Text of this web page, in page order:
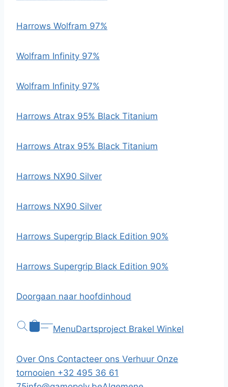
Harrows Wolfram 97%
Wolfram Infinity 97%
Wolfram Infinity 97%
Harrows Atrax 95% Black Titanium
Harrows Atrax 95% Black Titanium
Harrows NX90 Silver
Harrows NX90 Silver
Harrows Supergrip Black Edition 90%
Harrows Supergrip Black Edition 90%
Doorgaan naar hoofdinhoud
MenuDartsproject Brakel Winkel
Over Ons Contacteer ons Verhuur Onze
tornooien +32 495 36 61